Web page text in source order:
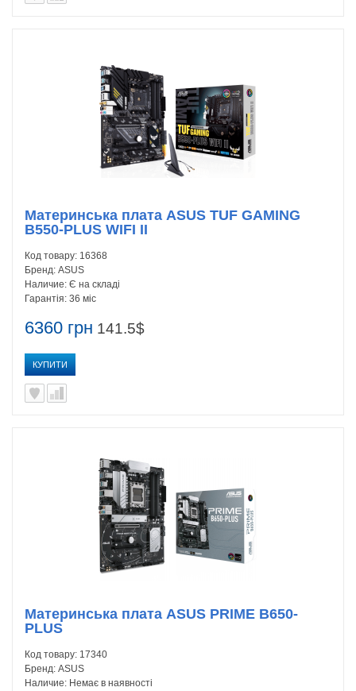
6360 грн 141.5$
КУПИТИ
Материнська плата ASUS TUF GAMING
B550-PLUS WIFI II
Код товару: 16368
Бренд: ASUS
Наличие: Є на складі
Гарантія: 36 міс
Материнська плата ASUS PRIME B650-
PLUS
Код товару: 17340
Бренд: ASUS
Наличие: Немає в наявності